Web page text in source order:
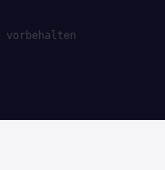
vorbehalten